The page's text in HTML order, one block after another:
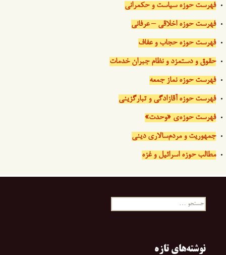
فهرست حوزه سیاست و حکمرانی
فهرست حوزه اخلاقی – عرفانی
فهرست حوزه حجاب و عفاف
حقوق و دستمزد و نظام جبران خدمات
فهرست حوزه نماز جمعه
فهرست حوزه آقازادگی و تبارگزینی
فهرست حوزه‌ی «وحدت»
جمهوریت و مردم‌سالاری دینی
مطالب حوزه اسرائیل و غزه
جستجو
نوشته‌های تازه